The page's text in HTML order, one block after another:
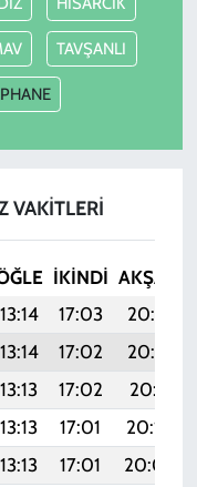
TAVŞANLI
VAKITLERI
İKINDI AKŞAM
13:14 17:03 20:14
13:14 17:02 20:13
13:13 17:02 20:11
13:13 17:01 20:10
13:13 17:01 20:09